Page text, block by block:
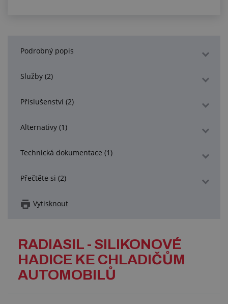
Podrobný popis
Služby (2)
Příslušenství (2)
Alternativy (1)
Technická dokumentace (1)
Přečtěte si (2)
Vytisknout
RADIASIL - SILIKONOVÉ
HADICE KE CHLADIČŮM
AUTOMOBILŮ